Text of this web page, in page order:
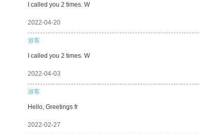
I called you 2 times. W
2022-04-20
游客
I called you 2 times. W
2022-04-03
游客
Hello, Greetings fr
2022-02-27